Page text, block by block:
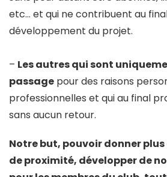
etc… et qui ne contribuent au
développement du projet.
– Les autres qui sont
passage pour des raisons
professionnelles et qui au final
sans aucun retour.
Notre but, pouvoir donner
de proximité, développer de